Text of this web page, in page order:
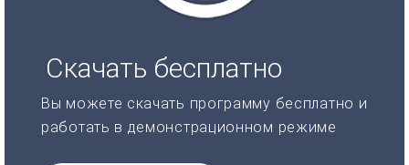
Скачать бесплатно
Вы можете скачать программу бесплатно и
работать в демонстрационном режиме